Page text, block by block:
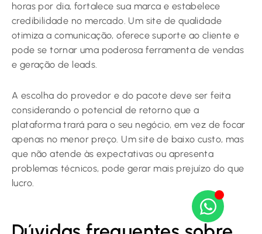
horas por dia, fortalece sua marca e estabelece
credibilidade no mercado. Um site de qualidade
otimiza a comunicação, oferece suporte ao cliente e
pode se tornar uma poderosa ferramenta de vendas
e geração de leads.
A escolha do provedor e do pacote deve ser feita
considerando o potencial de retorno que a
plataforma trará para o seu negócio, em vez de focar
apenas no menor preço. Um site de baixo custo, mas
que não atende às expectativas ou apresenta
problemas técnicos, pode gerar mais prejuízo do que
lucro.